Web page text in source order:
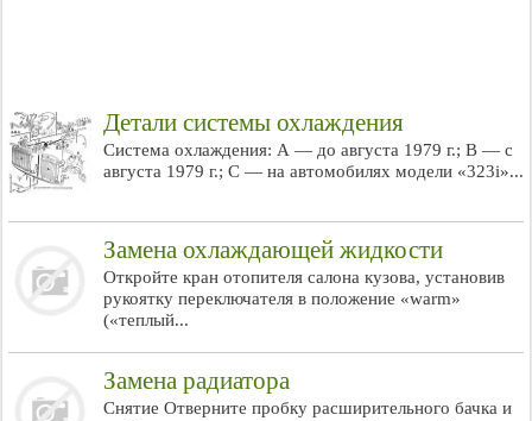
Детали системы охлаждения
Система охлаждения: А — до августа 1979 г.; В — с
августа 1979 г.; С — на автомобилях модели «323i»...
Замена охлаждающей жидкости
Откройте кран отопителя салона кузова, установив
рукоятку переключателя в положение «warm»
(«теплый...
Замена радиатора
Снятие Отверните пробку расширительного бачка и